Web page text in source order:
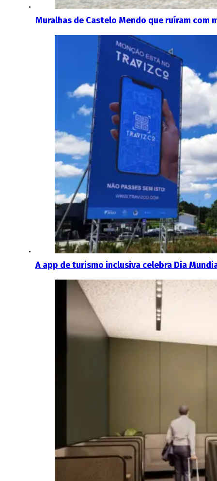
Muralhas de Castelo Mendo que ruíram com
A app de turismo inclusiva celebra Dia